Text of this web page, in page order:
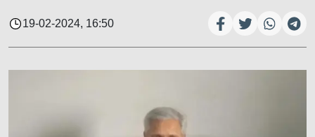
19-02-2024, 16:50